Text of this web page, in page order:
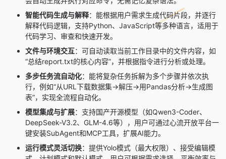
智能代码生成与解释：能根据用户需求生成代码片段，并逐行
解释代码逻辑，支持Python、JavaScript等多种语言，适用于
代码学习、审查和快速开发。
文件与环境交互：可自动读取当前工作目录中的文件内容，如
“总结report.txt的核心内容”，并根据指令进行分析或处理。
多步任务流自动化：能将复杂任务拆解为多个步骤并依次执
行，例如“从URL下载数据集→解压→用Pandas分析→生成图
表”，实现全流程自动化。
模型集成与扩展：支持国产开源模型（如Qwen3-Coder、
DeepSeek-V3.2、GLM-4.6等），用户可通过心流开放平台一
键安装SubAgent和MCP工具，扩展AI能力。
运行模式灵活切换：提供Yolo模式（最大权限）、接受编辑模